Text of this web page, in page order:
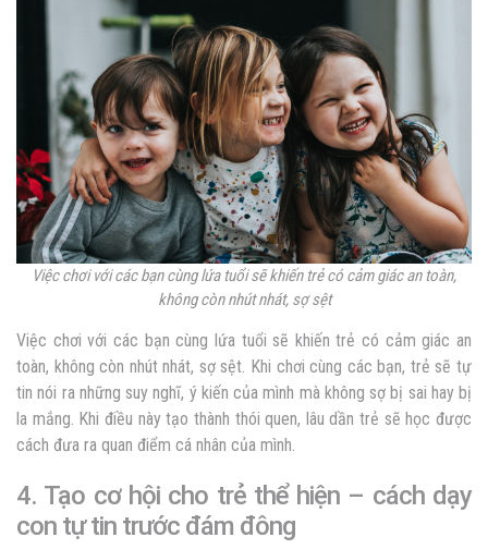
Việc chơi với các bạn cùng lứa tuổi sẽ khiến trẻ có cảm giác an toàn,
không còn nhút nhát, sợ sệt
Việc chơi với các bạn cùng lứa tuổi sẽ khiến trẻ có cảm giác an
toàn, không còn nhút nhát, sợ sệt. Khi chơi cùng các bạn, trẻ sẽ tự
tin nói ra những suy nghĩ, ý kiến của mình mà không sợ bị sai hay bị
la mắng. Khi điều này tạo thành thói quen, lâu dần trẻ sẽ học được
cách đưa ra quan điểm cá nhân của mình.
4. Tạo cơ hội cho trẻ thể hiện – cách dạy
con tự tin trước đám đông